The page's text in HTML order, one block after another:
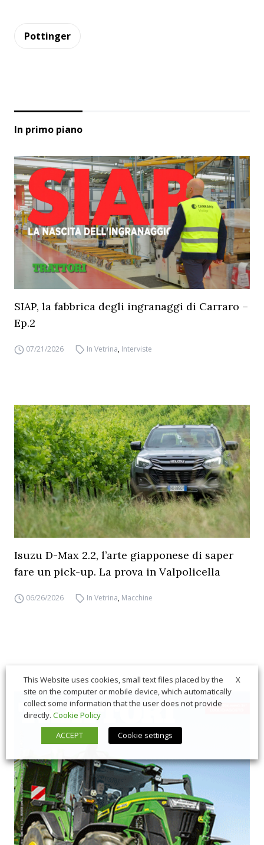
Pottinger
In primo piano
SIAP, la fabbrica degli ingranaggi di Carraro –
Ep.2
07/21/2026 In Vetrina, Interviste
Isuzu D-Max 2.2, l’arte giapponese di saper
fare un pick-up. La prova in Valpolicella
06/26/2026 In Vetrina, Macchine
X
This Website uses cookies, small text files placed by the
site on the computer or mobile device, which automatically
collect some information that the user does not provide
directly. Cookie Policy
ACCEPT
Cookie settings